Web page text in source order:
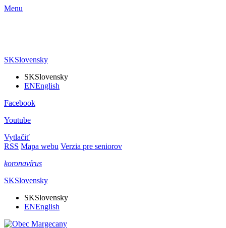
Menu
SKSlovensky
SKSlovensky
ENEnglish
Facebook
Youtube
Vytlačiť
RSS Mapa webu Verzia pre seniorov
koronavírus
SKSlovensky
SKSlovensky
ENEnglish